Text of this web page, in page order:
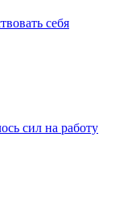
себя
сил на работу